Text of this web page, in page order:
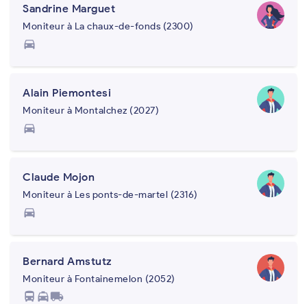
Sandrine Marguet
Moniteur à La chaux-de-fonds (2300)
directions_car
Alain Piemontesi
Moniteur à Montalchez (2027)
directions_car
Claude Mojon
Moniteur à Les ponts-de-martel (2316)
directions_car
Bernard Amstutz
Moniteur à Fontainemelon (2052)
directions_bus local_taxilocal_shipping